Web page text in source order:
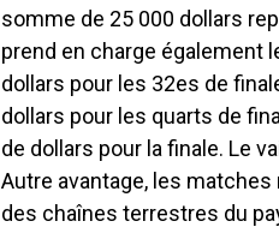
somme de 25 000 dollars
prend en charge également
dollars pour les 32es de
dollars pour les quarts de
de dollars pour la finale. Le
Autre avantage, les
des chaînes terrestres du